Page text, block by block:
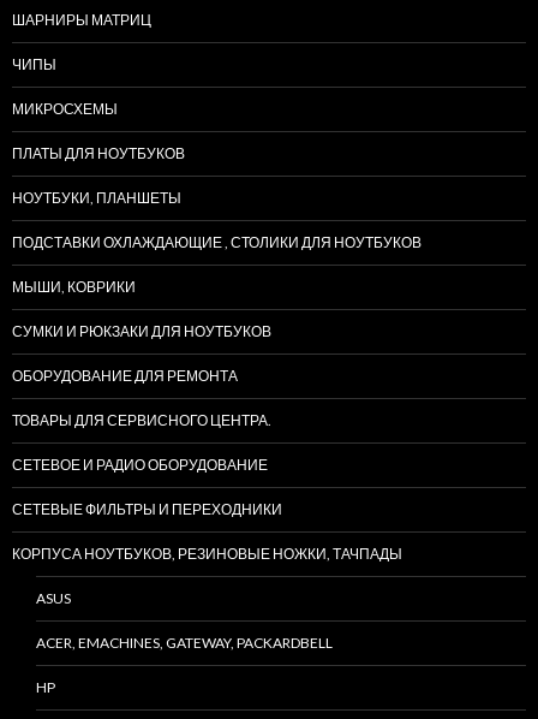
ШАРНИРЫ МАТРИЦ
ЧИПЫ
МИКРОСХЕМЫ
ПЛАТЫ ДЛЯ НОУТБУКОВ
НОУТБУКИ, ПЛАНШЕТЫ
ПОДСТАВКИ ОХЛАЖДАЮЩИЕ , СТОЛИКИ ДЛЯ НОУТБУКОВ
МЫШИ, КОВРИКИ
СУМКИ И РЮКЗАКИ ДЛЯ НОУТБУКОВ
ОБОРУДОВАНИЕ ДЛЯ РЕМОНТА
ТОВАРЫ ДЛЯ СЕРВИСНОГО ЦЕНТРА.
СЕТЕВОЕ И РАДИО ОБОРУДОВАНИЕ
СЕТЕВЫЕ ФИЛЬТРЫ И ПЕРЕХОДНИКИ
КОРПУСА НОУТБУКОВ, РЕЗИНОВЫЕ НОЖКИ, ТАЧПАДЫ
ASUS
ACER, EMACHINES, GATEWAY, PACKARDBELL
HP